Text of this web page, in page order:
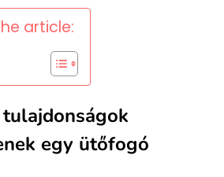
article:
egy ütőfogó